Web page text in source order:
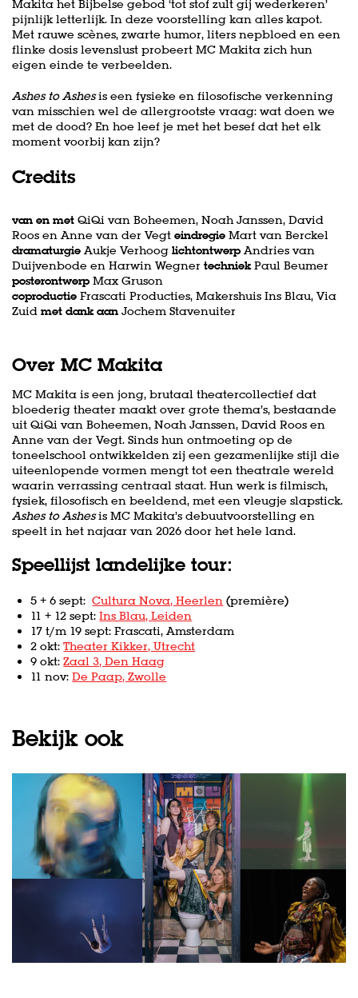
Makita het Bijbelse gebod ‘tot stof zult gij wederkeren’
pijnlijk letterlijk. In deze voorstelling kan alles kapot.
Met rauwe scènes, zwarte humor, liters nepbloed en een
flinke dosis levenslust probeert MC Makita zich hun
eigen einde te verbeelden.
Ashes to Ashesis een fysieke en filosofische verkenning
van misschien wel de allergrootste vraag: wat doen we
met de dood? En hoe leef je met het besef dat het elk
moment voorbij kan zijn?
Credits
van en met QiQi van Boheemen, Noah Janssen, David
Roos en Anne van der Vegt eindregie Mart van Berckel
dramaturgieAukje Verhoog lichtontwerpAndries van
Duijvenbode en Harwin Wegner techniekPaul Beumer
posterontwerpMax Gruson
coproductie Frascati Producties, Makershuis Ins Blau, Via
Zuid met dank aan Jochem Stavenuiter
Over MC Makita
MC Makita is een jong, brutaal theatercollectief dat
bloederig theater maakt over grote thema’s, bestaande
uit QiQi van Boheemen, Noah Janssen, David Roos en
Anne van der Vegt. Sinds hun ontmoeting op de
toneelschool ontwikkelden zij een gezamenlijke stijl die
uiteenlopende vormen mengt tot een theatrale wereld
waarin verrassing centraal staat. Hun werk is filmisch,
fysiek, filosofisch en beeldend, met een vleugje slapstick.
Ashes to Ashesis MC Makita’s debuutvoorstelling en
speelt in het najaar van 2026 door het hele land.
Speellijst landelijke tour:
5 + 6 sept:Cultura Nova, Heerlen (première)
11 + 12 sept:Ins Blau, Leiden
17 t/m 19 sept: Frascati, Amsterdam
2 okt:Theater Kikker, Utrecht
9 okt:Zaal 3, Den Haag
11 nov:De Paap, Zwolle
Bekijk ook
Inzoomen